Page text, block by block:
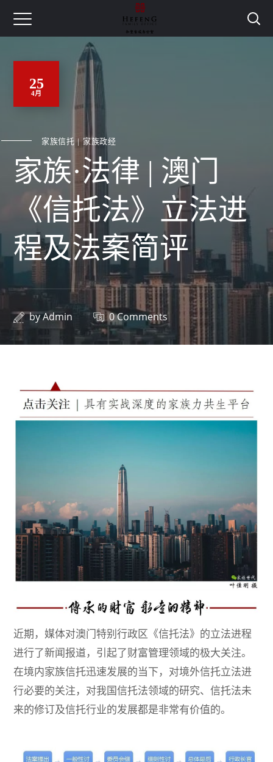
25
4月
家族信托 家族政经
家族·法律 | 澳门
《信托法》立法进
程及法案简评
byAdmin 0 Comments
近期，媒体对澳门特别行政区《信托法》的立法进程
进行了新闻报道，引起了财富管理领域的极大关注。
在境内家族信托迅速发展的当下，对境外信托立法进
行必要的关注，对我国信托法领域的研究、信托法未
来的修订及信托行业的发展都是非常有价值的。